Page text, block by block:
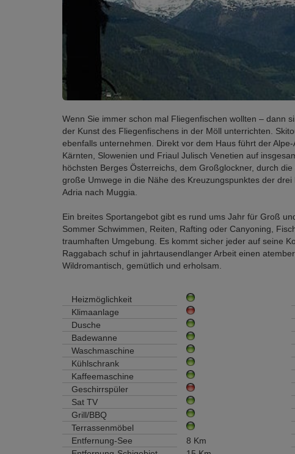
Wenn Sie immer schon mal Fliegenfischen wollten – dann
der Kunst des Fliegenfischens in der Möll unterrichten.
ebenfalls unternehmen. Direkt vor dem Haus führt der
Kärnten, Slowenien und Friaul Julisch Venetien auf
höchsten Berges Österreichs, dem Großglockner, durch
große Umwege in die Nähe des Kreuzungspunktes der
Adria nach Muggia.
Ein breites Sportangebot gibt es rund ums Jahr für Groß
Sommer Schwimmen, Reiten, Rafting oder Canyoning,
traumhaften Umgebung. Es kommt sicher jeder auf seine
Raggabach schuf in jahrtausendlanger Arbeit einen
Wildromantisch, gemütlich und erholsam.
Heizmöglichkeit
Klimaanlage
Dusche
Badewanne
Waschmaschine
Kühlschrank
Kaffeemaschine
Geschirrspüler
Sat TV
Grill/BBQ
Terrassenmöbel
Entfernung-See
8 Km